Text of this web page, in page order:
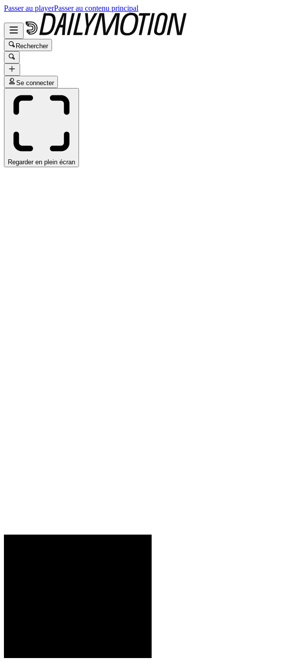
Passer au playerPasser au contenu principal
Rechercher
Se connecter
Regarder en plein écran